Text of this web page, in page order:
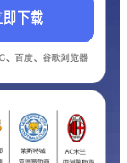
.
.